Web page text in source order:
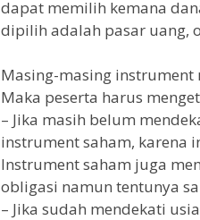
dapat memilih kemana
dipilih adalah pasar uang,
Masing-masing
Maka peserta harus
– Jika masih belum
instrument saham, karena
Instrument saham juga
obligasi namun tentunya
– Jika sudah mendekati